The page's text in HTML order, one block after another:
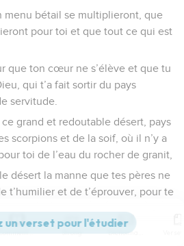
menu bétail se multiplieront, que
pour toi et que tout ce qui est
que ton cœur ne s’élève et que tu
qui t’a fait sortir du pays
servitude.
ce grand et redoutable désert, pays
scorpions et de la soif, où il n’y a
toi de l’eau du rocher de granit,
désert la manne que tes pères ne
t’humilier et de t’éprouver, pour te
cœur : ma force et la vigueur de
Commentaires Strong